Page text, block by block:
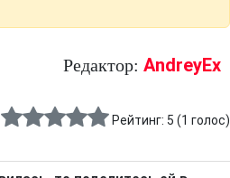
Редактор: AndreyEx
Рейтинг: 5 (1 голос)